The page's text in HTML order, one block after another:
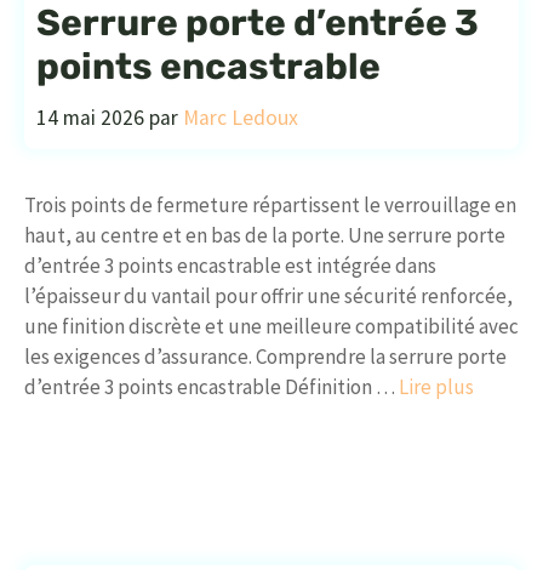
Serrure porte d’entrée 3
points encastrable
14 mai 2026 par Marc Ledoux
Trois points de fermeture répartissent le verrouillage en
haut, au centre et en bas de la porte. Une serrure porte
d’entrée 3 points encastrable est intégrée dans
l’épaisseur du vantail pour offrir une sécurité renforcée,
une finition discrète et une meilleure compatibilité avec
les exigences d’assurance. Comprendre la serrure porte
d’entrée 3 points encastrable Définition … Lire plus